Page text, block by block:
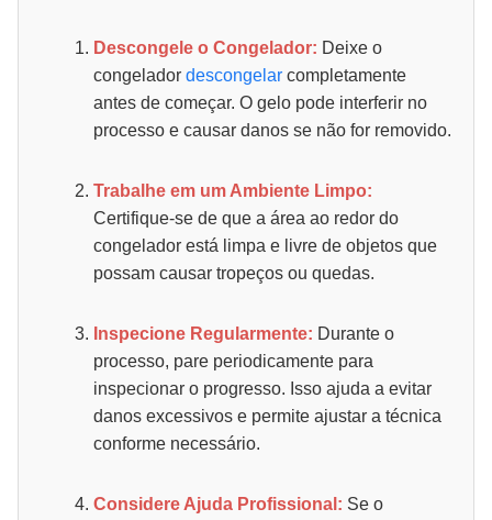
Descongele o Congelador: Deixe o
congelador descongelar completamente
antes de começar. O gelo pode interferir no
processo e causar danos se não for removido.
Trabalhe em um Ambiente Limpo:
Certifique-se de que a área ao redor do
congelador está limpa e livre de objetos que
possam causar tropeços ou quedas.
Inspecione Regularmente: Durante o
processo, pare periodicamente para
inspecionar o progresso. Isso ajuda a evitar
danos excessivos e permite ajustar a técnica
conforme necessário.
Considere Ajuda Profissional: Se o